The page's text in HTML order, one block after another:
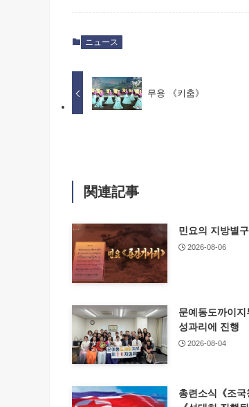
ニュース
무용 《키춤》
関連記事
민요의 지방별
2026-08-06
문예동도까이
성과리에 진행
2026-08-04
총련소식《조국